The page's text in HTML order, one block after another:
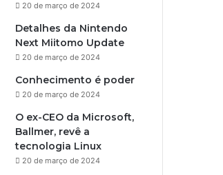
20 de março de 2024
Detalhes da Nintendo
Next Miitomo Update
20 de março de 2024
Conhecimento é poder
20 de março de 2024
O ex-CEO da Microsoft,
Ballmer, revê a
tecnologia Linux
20 de março de 2024